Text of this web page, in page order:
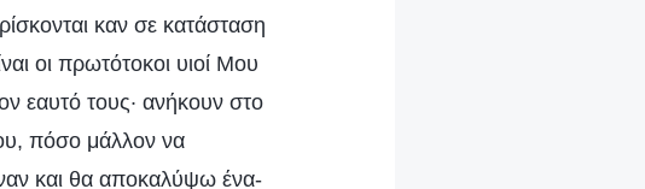
καν σε κατάσταση
οι πρωτότοκοι υιοί Μου
εαυτό τους· ανήκουν στο
πόσο μάλλον να
και θα αποκαλύψω ένα-